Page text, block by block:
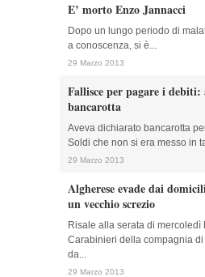
E’ morto Enzo Jannacci
Dopo un lungo periodo di
a conoscenza, si è...
29 Marzo 2013
Fallisce per pagare i debiti:
bancarotta
Aveva dichiarato bancarotta
Soldi che non si era messo in
29 Marzo 2013
Algherese evade dai
un vecchio screzio
Risale alla serata di mercoledì
Carabinieri della compagnia
da...
29 Marzo 2013